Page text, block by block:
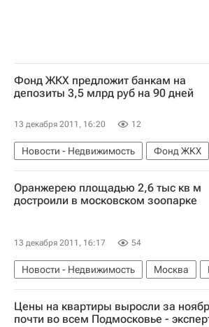
Фонд ЖКХ предложит банкам на
депозиты 3,5 млрд руб на 90 дней
13 декабря 2011, 16:20 12
Новости - Недвижимость
Фонд ЖКХ
Торги
Россия
Оранжерею площадью 2,6 тыс кв м
достроили в московском зоопарке
13 декабря 2011, 16:17 54
Новости - Недвижимость Москва
Цены на квартиры выросли за
почти во всем Подмосковье -